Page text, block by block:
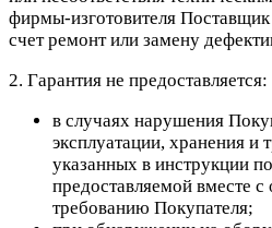
фирмы-изготовителя
счет ремонт или замену
2. Гарантия не предоставляется:
в случаях нарушения
эксплуатации, хранения и
указанных в инструкции
предоставляемой вместе
требованию Покупателя;